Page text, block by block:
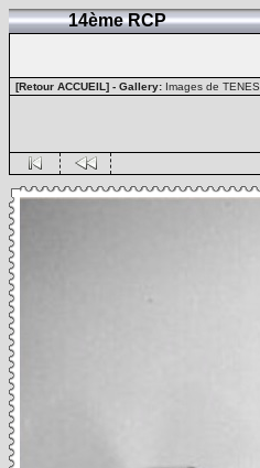
14ème RCP
[Retour ACCUEIL] - Gallery: Images de TENES